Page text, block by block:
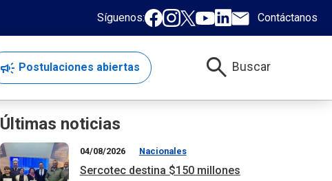
Síguenos: Contáctanos
campaign Postulaciones abiertas search Buscar
Últimas noticias
04/08/2026 Nacionales
Sercotec destina $150 millones